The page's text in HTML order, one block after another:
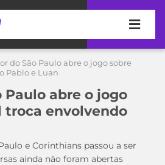
do São Paulo abre o jogo sobre
Pablo e Luan
Paulo abre o jogo
troca envolvendo
e Corinthians passou a ser
ainda não foram abertas